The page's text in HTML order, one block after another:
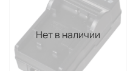
Нет в наличии